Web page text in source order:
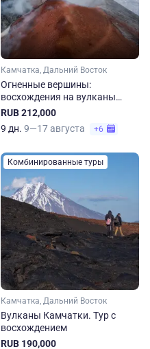
Камчатка, Дальний Восток
Огненные вершины:
восхождения на вулканы
Камчатки
RUB 212,000
9 дн. 9—17 августа +6
Комбинированные туры
Камчатка, Дальний Восток
Вулканы Камчатки. Тур с
восхождением
RUB 190,000